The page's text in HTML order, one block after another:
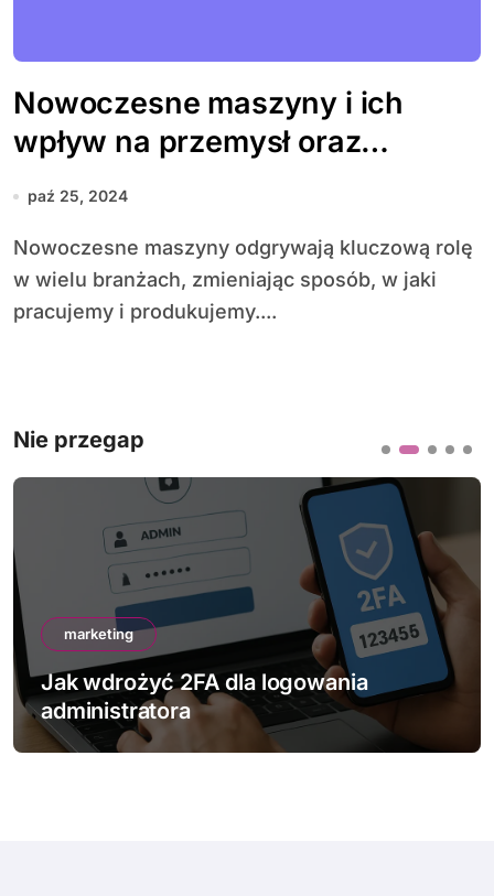
Nowoczesne maszyny i ich
wpływ na przemysł oraz
zrównoważony rozwój
paź 25, 2024
Nowoczesne maszyny odgrywają kluczową rolę
w wielu branżach, zmieniając sposób, w jaki
pracujemy i produkujemy....
Nie przegap
marketing
Jak wdrożyć 2FA dla logowania
administratora